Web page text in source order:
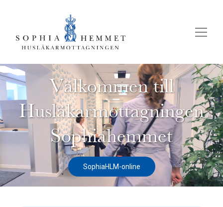
Välkommen till
Husläkarmottagningen
Sophiahemmet
SophiaHLM-online